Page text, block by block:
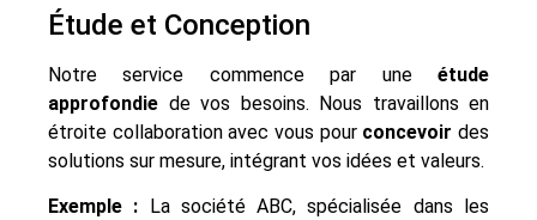
Étude et Conception
Notre service commence par une étude
approfondie de vos besoins. Nous travaillons en
étroite collaboration avec vous pour concevoir des
solutions sur mesure, intégrant vos idées et valeurs.
Exemple : La société ABC, spécialisée dans les